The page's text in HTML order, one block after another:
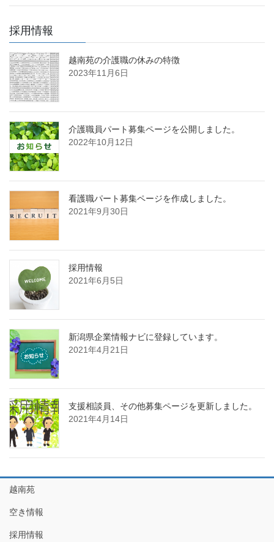
採用情報
越南苑の介護職の休みの特徴
2023年11月6日
介護職員パート募集ページを公開しました。
2022年10月12日
看護職パート募集ページを作成しました。
2021年9月30日
採用情報
2021年6月5日
新潟県企業情報ナビに登録しています。
2021年4月21日
支援相談員、その他募集ページを更新しました。
2021年4月14日
越南苑
空き情報
採用情報